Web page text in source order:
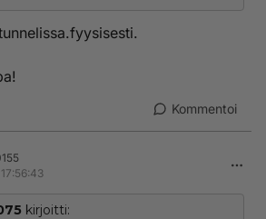
shorts/qYUJiFQrvMg
Kommentoi
kirjoitti: